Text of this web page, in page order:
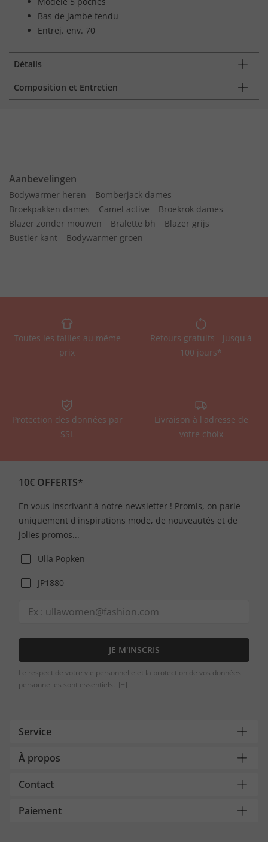
Bas de jambe fendu
Entrej. env. 70
Détails
Composition et Entretien
Aanbevelingen
Bodywarmer heren
Bomberjack dames
Broekpakken dames
Camel active
Broekrok dames
Blazer zonder mouwen
Bralette bh
Blazer grijs
Bustier kant
Bodywarmer groen
Toutes les tailles au même
prix
Retours gratuits - jusqu'à
100 jours*
Protection des données par
SSL
Livraison à l'adresse de
votre choix
10€ OFFERTS*
En vous inscrivant à notre newsletter ! Promis, on parle
uniquement d'inspirations mode, de nouveautés et de
jolies promos...
Ulla Popken
JP1880
JE M'INSCRIS
Le respect de votre vie personnelle et la protection de vos données
personnelles sont essentiels. [+]
Service
À propos
Contact
Paiement